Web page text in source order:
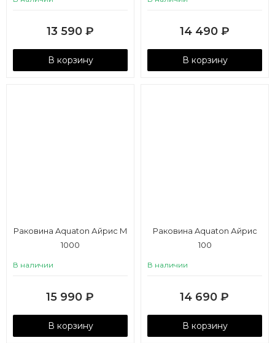
13 590 ₽
В корзину
14 490 ₽
В корзину
Раковина Aquaton Айрис M
1000
В наличии
15 990 ₽
В корзину
Раковина Aquaton Айрис
100
В наличии
14 690 ₽
В корзину